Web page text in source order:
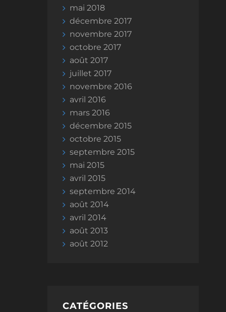
mai 2018
décembre 2017
novembre 2017
octobre 2017
août 2017
juillet 2017
novembre 2016
avril 2016
mars 2016
décembre 2015
octobre 2015
septembre 2015
mai 2015
avril 2015
septembre 2014
août 2014
avril 2014
août 2013
août 2012
CATÉGORIES